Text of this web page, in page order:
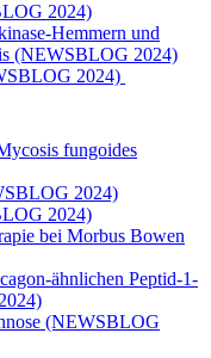
2024)
Hemmern und
(NEWSBLOG 2024)
2024)
fungoides
2024)
2024)
bei Morbus Bowen
ähnlichen Peptid-1-
(NEWSBLOG